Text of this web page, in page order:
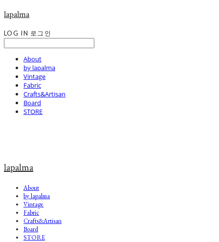
lapalma
LOG IN 로그인
About
by lapalma
Vintage
Fabric
Crafts&Artisan
Board
STORE
lapalma
About
by lapalma
Vintage
Fabric
Crafts&Artisan
Board
STORE